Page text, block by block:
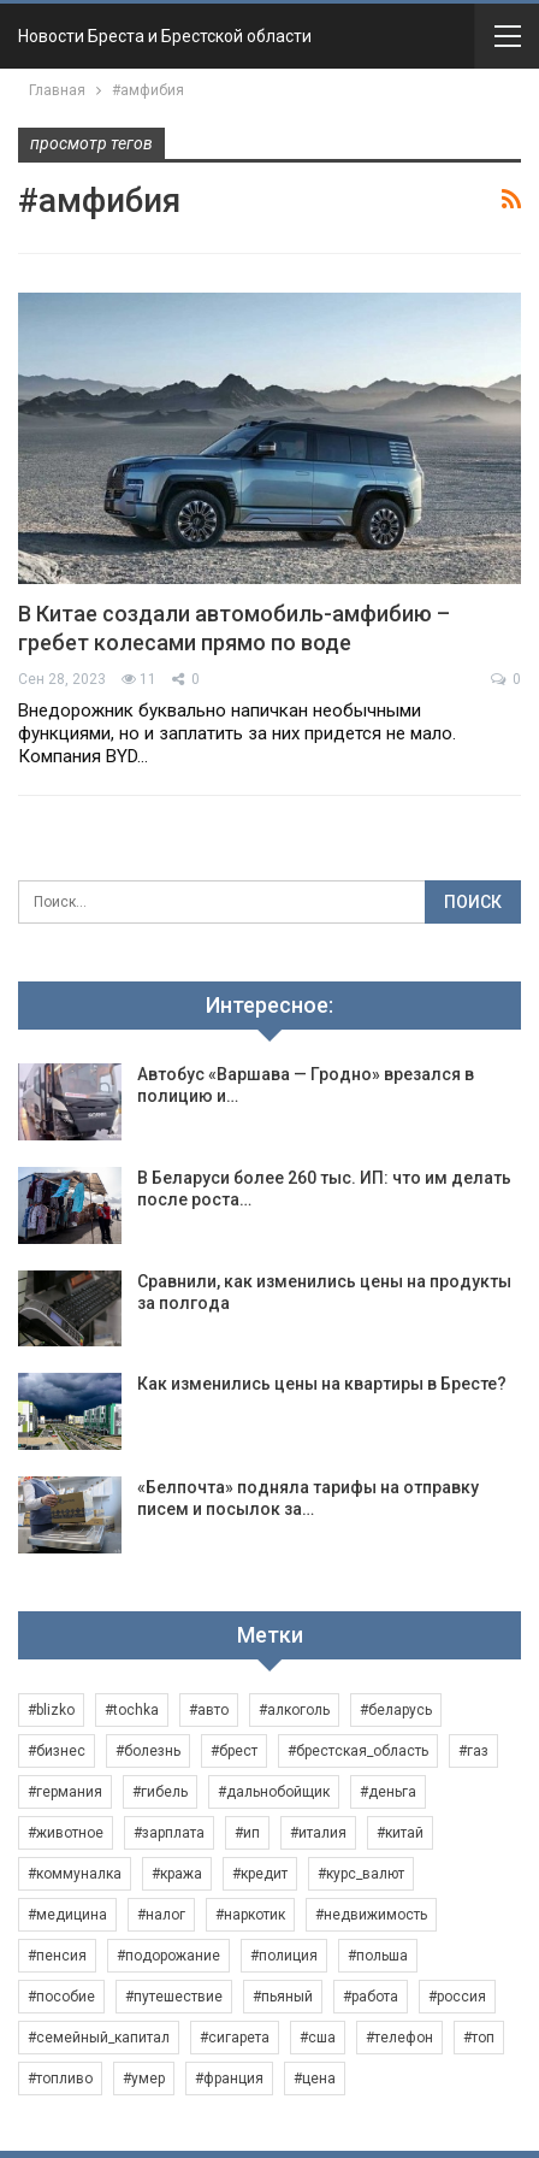
Новости Бреста и Брестской области
Главная #амфибия
просмотр тегов
#амфибия
В Китае создали автомобиль-амфибию –
гребет колесами прямо по воде
Сен 28, 2023 11 0 0
Внедорожник буквально напичкан необычными
функциями, но и заплатить за них придется не мало.
Компания BYD…
Интересное:
Автобус «Варшава — Гродно» врезался в
полицию и…
В Беларуси более 260 тыс. ИП: что им делать
после роста…
Сравнили, как изменились цены на продукты
за полгода
Как изменились цены на квартиры в Бресте?
«Белпочта» подняла тарифы на отправку
писем и посылок за…
Метки
#blizko #tochka #авто #алкоголь #беларусь
#бизнес #болезнь #брест #брестская_область #газ
#германия #гибель #дальнобойщик #деньга
#животное #зарплата #ип #италия #китай
#коммуналка #кража #кредит #курс_валют
#медицина #налог #наркотик #недвижимость
#пенсия #подорожание #полиция #польша
#пособие #путешествие #пьяный #работа #россия
#семейный_капитал #сигарета #сша #телефон #топ
#топливо #умер #франция #цена